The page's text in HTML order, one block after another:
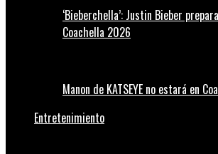
‘Bieberchella’: Justin Bieber
Coachella 2026
Manon de KATSEYE no estará en
Entretenimiento